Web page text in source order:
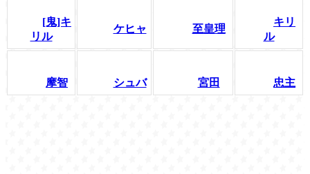
[鬼]キ
リル
ケヒャ 至皇理
キリ
ル
摩智 シュバ 宮田 忠主